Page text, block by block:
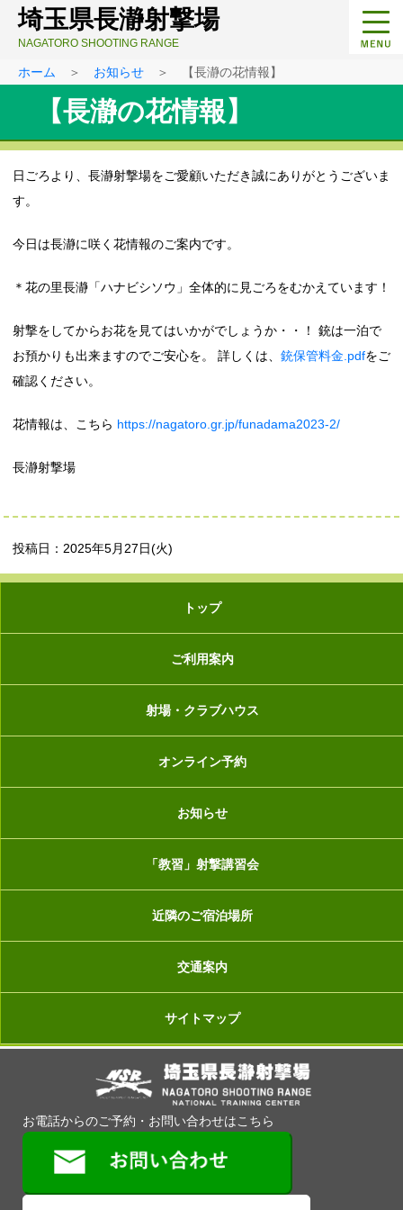
埼玉県長瀞射撃場
NAGATORO SHOOTING RANGE
ホーム ＞ お知らせ ＞ 【長瀞の花情報】
【長瀞の花情報】
日ごろより、長瀞射撃場をご愛顧いただき誠にありがとうございま
す。
今日は長瀞に咲く花情報のご案内です。
＊花の里長瀞「ハナビシソウ」全体的に見ごろをむかえています！
射撃をしてからお花を見てはいかがでしょうか・・！ 銃は一泊で
お預かりも出来ますのでご安心を。 詳しくは、 銃保管料金.pdfをご
確認ください。
花情報は、こちら https://nagatoro.gr.jp/funadama2023-2/
長瀞射撃場
投稿日：2025年5月27日(火)
トップ
ご利用案内
射場・クラブハウス
オンライン予約
お知らせ
「教習」射撃講習会
近隣のご宿泊場所
交通案内
サイトマップ
お電話からのご予約・お問い合わせはこちら